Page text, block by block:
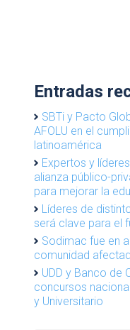
Entradas
SBTi y Pacto
AFOLU en el
latinoamérica
Expertos y
alianza público-
para mejorar la
Líderes de
será clave para el
Sodimac fue en
comunidad
UDD y Banco de
concursos
y Universitario